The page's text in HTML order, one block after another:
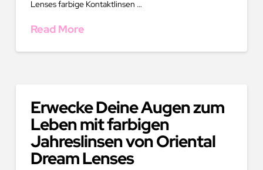
Lenses farbige Kontaktlinsen …
Read More
Erwecke Deine Augen zum
Leben mit farbigen
Jahreslinsen von Oriental
Dream Lenses